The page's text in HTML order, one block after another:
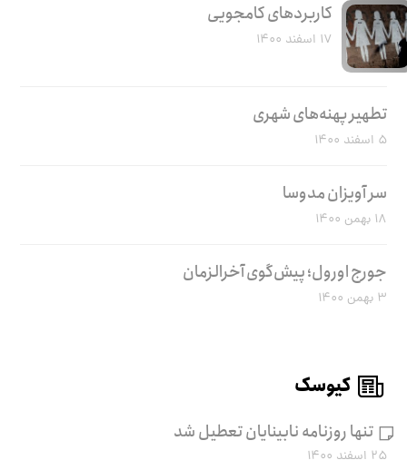
کاربرد‌های کامجویی
۱۷ اسفند ۱۴۰۰
تطهیر پهنه‌های شهری
۵ اسفند ۱۴۰۰
سر آویزان مدوسا
۱۸ بهمن ۱۴۰۰
جورج اورول؛ پیش‌گوی آخرالزمان
۳ بهمن ۱۴۰۰
کیوسک
تنها روزنامه نابینایان تعطیل شد
۲۵ اسفند ۱۴۰۰